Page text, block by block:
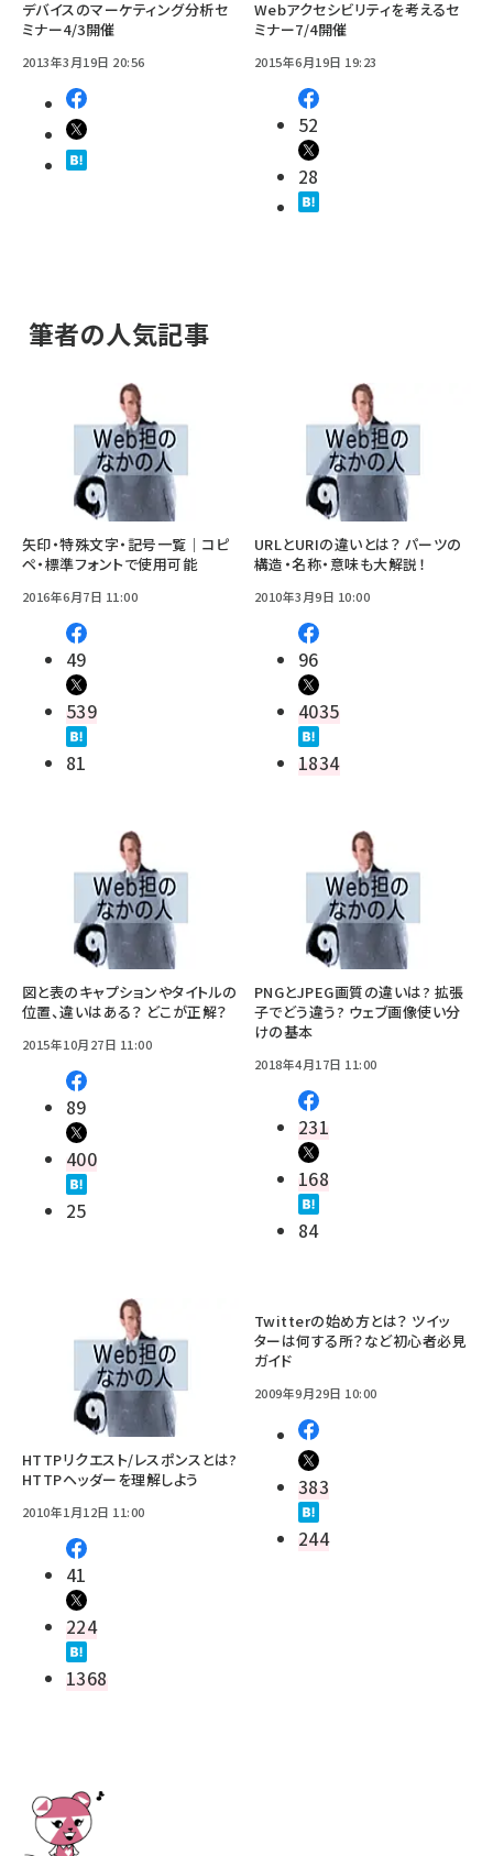
デバイスのマーケティング分析セ
ミナー4/3開催
2013年3月19日 20:56
Webアクセシビリティを考えるセ
ミナー7/4開催
2015年6月19日 19:23
52
28
筆者の人気記事
矢印・特殊文字・記号一覧｜コピ
ペ・標準フォントで使用可能
2016年6月7日 11:00
49
539
81
URLとURIの違いとは？ パーツの
構造・名称・意味も大解説！
2010年3月9日 10:00
96
4035
1834
図と表のキャプションやタイトルの
位置、違いはある？ どこが正解？
2015年10月27日 11:00
89
400
25
PNGとJPEG画質の違いは? 拡張
子でどう違う? ウェブ画像使い分
けの基本
2018年4月17日 11:00
231
168
84
HTTPリクエスト/レスポンスとは?
HTTPヘッダーを理解しよう
2010年1月12日 11:00
41
224
1368
Twitterの始め方とは？ ツイッ
ターは何する所？など初心者必見
ガイド
2009年9月29日 10:00
383
244